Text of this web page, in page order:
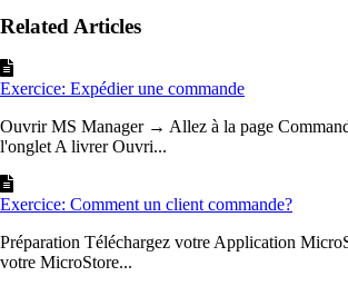
Related Articles
Exercice: Expédier une commande
Ouvrir MS Manager → Allez à la page
l'onglet A livrer Ouvri...
Exercice: Comment un client commande?
Préparation Téléchargez votre Application
votre MicroStore...